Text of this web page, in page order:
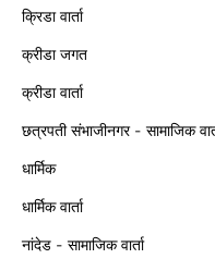
क्रिडा वार्ता
क्रीडा जगत
क्रीडा वार्ता
छत्रपती संभाजीनगर - सामाजिक
धार्मिक
धार्मिक वार्ता
नांदेड - सामाजिक वार्ता